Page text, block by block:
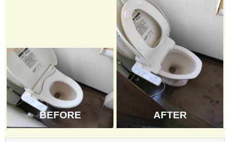
BEFORE AFTER